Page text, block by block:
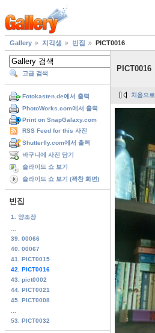
Gallery 지각생 빈집 PICT0016
고급 검색
Fotokasten.de에서 출력
PhotoWorks.com에서 출력
Print on SnapGalaxy.com
RSS Feed for this 사진
Shutterfly.com에서 출력
바구니에 사진 담기
슬라이드 쇼 보기
슬라이드 쇼 보기 (꽉찬 화면)
빈집
1. 양조장
39. 00066
40. 00067
41. PICT0015
42. PICT0016
43. pict0002
44. PICT0021
45. PICT0008
53. PICT0032
PICT0016
처음으로